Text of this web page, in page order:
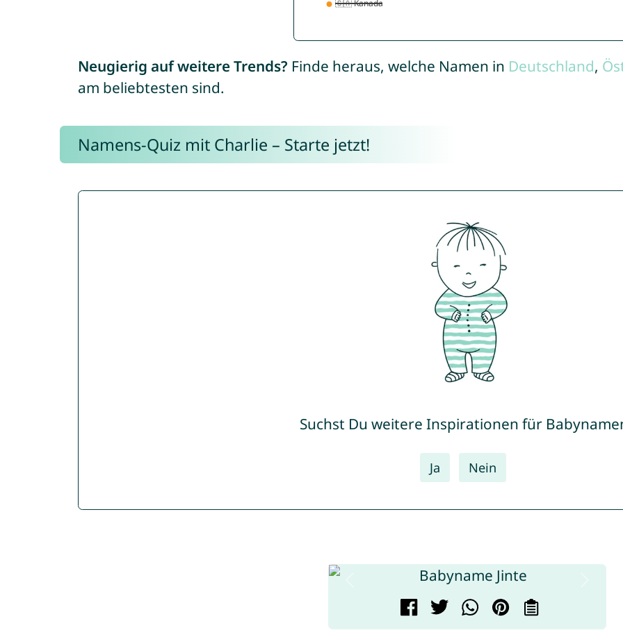
Neugierig auf weitere Trends? Finde heraus, welche Namen in Deutschland,
am beliebtesten sind.
Namens-Quiz mit Charlie – Starte jetzt!
Suchst Du weitere Inspirationen für
Ja Nein